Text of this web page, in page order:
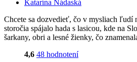
Katarína Nádaská
Chcete sa dozvedieť, čo v mysliach ľudí
storočia spájalo hada s lasicou, kde na
šarkany, obri a lesné žienky, čo
4,6 48 hodnotení